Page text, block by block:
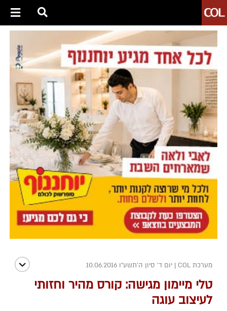
מערכת COL | יום ד' סיון ה׳תשע״ו 10.06.2016
טלי מיימון מגישה: קורס מהיר וחזותי
לעיצוב עוגה